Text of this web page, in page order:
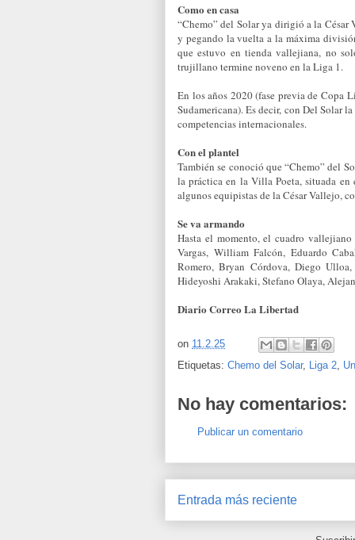
Como en casa
“Chemo” del Solar ya dirigió a la
y pegando la vuelta a la máxima
que estuvo en tienda vallejiana, no
trujillano termine noveno en la Liga 1.
En los años 2020 (fase previa de Copa
Sudamericana). Es decir, con Del Solar
competencias internacionales.
Con el plantel
También se conoció que “Chemo” del
la práctica en la Villa Poeta, situada
algunos equipistas de la César Vallejo,
Se va armando
Hasta el momento, el cuadro
Vargas, William Falcón, Eduardo
Romero, Bryan Córdova, Diego
Hideyoshi Arakaki, Stefano Olaya,
Diario Correo La Libertad
on 11.2.25
Etiquetas: Chemo del Solar, Liga 2
No hay comentarios:
Publicar un comentario
Entrada más reciente